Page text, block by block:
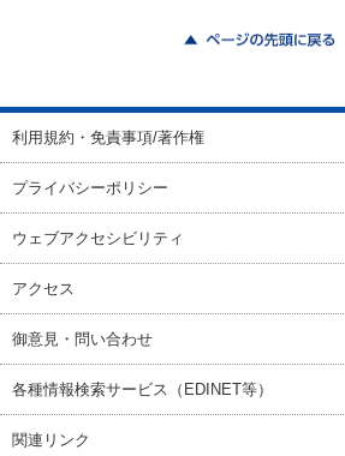
利用規約・免責事項/著作権
プライバシーポリシー
ウェブアクセシビリティ
アクセス
御意見・問い合わせ
各種情報検索サービス（EDINET等）
関連リンク